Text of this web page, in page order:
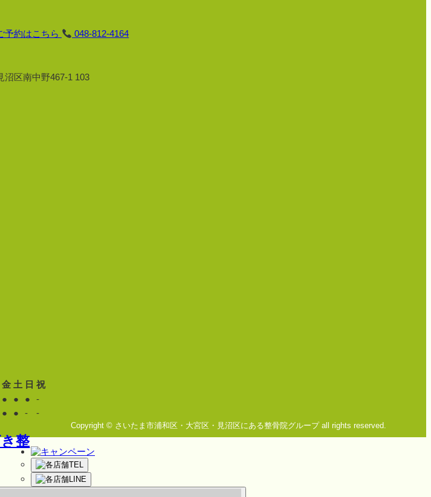
予約はこちら
048-812-4164
沼区南中野467-1 103
金 土 日 祝
● ● ●
-
● ● - -
Copyright © さいたま市浦和区・大宮区・見沼区にある整骨院グループ all rights reserved.